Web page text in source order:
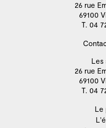
26 rue
69100
T. 04
Les
26 rue
69100
T. 04
Le